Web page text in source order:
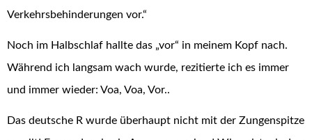
Verkehrsbehinderungen vor.“
Noch im Halbschlaf hallte das „vor“ in meinem Kopf nach.
Während ich langsam wach wurde, rezitierte ich es immer
und immer wieder: Voa, Voa, Vor..
Das deutsche R wurde überhaupt nicht mit der Zungenspitze